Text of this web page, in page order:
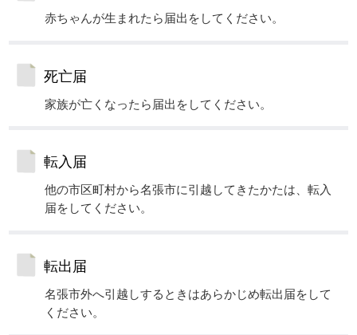
赤ちゃんが生まれたら届出をしてください。
死亡届
家族が亡くなったら届出をしてください。
転入届
他の市区町村から名張市に引越してきたかたは、転入
届をしてください。
転出届
名張市外へ引越しするときはあらかじめ転出届をして
ください。